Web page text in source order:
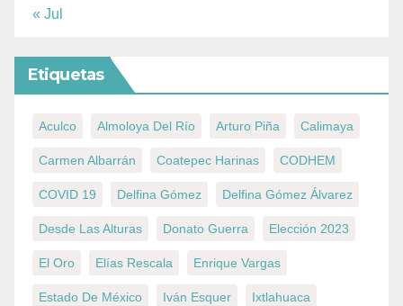
« Jul
Etiquetas
Aculco Almoloya Del Río Arturo Piña Calimaya
Carmen Albarrán Coatepec Harinas CODHEM
COVID 19 Delfina Gómez Delfina Gómez Álvarez
Desde Las Alturas Donato Guerra Elección 2023
El Oro Elías Rescala Enrique Vargas
Estado De México Iván Esquer Ixtlahuaca